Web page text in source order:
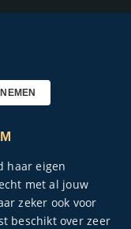
haar eigen
met al jouw
zeker ook voor
beschikt over zeer